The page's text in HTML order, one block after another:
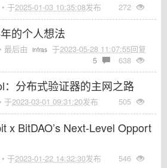
• 于2025-01-03 10:35:08发布 272
的个人想法
• 最后由 infras 于2023-05-28 11:07:55回复
5
638
：分布式验证器的主网之路
• 于2023-03-01 09:31:20发布 505
x BitDAO’s Next-Level Opport
• 于2023-01-22 14:32:30发布 546